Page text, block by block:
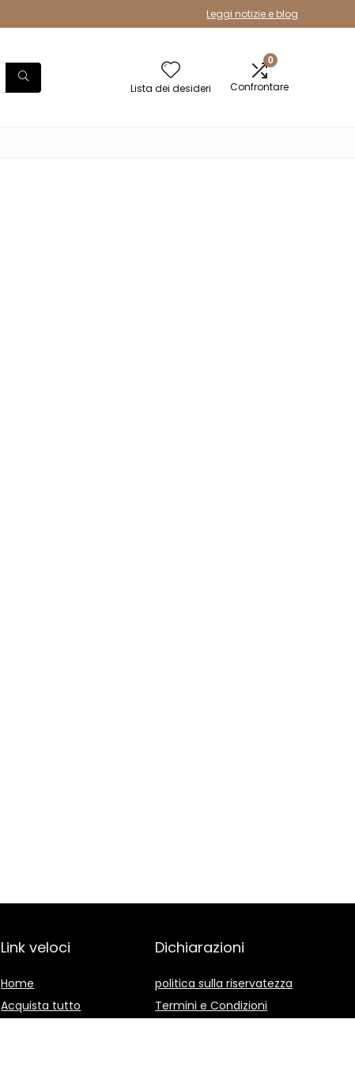
Leggi notizie e blog
Lista dei desideri
0
Confrontare
Link veloci
Home
Acquista tutto
Dichiarazioni
politica sulla riservatezza
Termini e Condizioni